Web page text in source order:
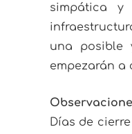
simpática
una posible
empezarán a
Días de